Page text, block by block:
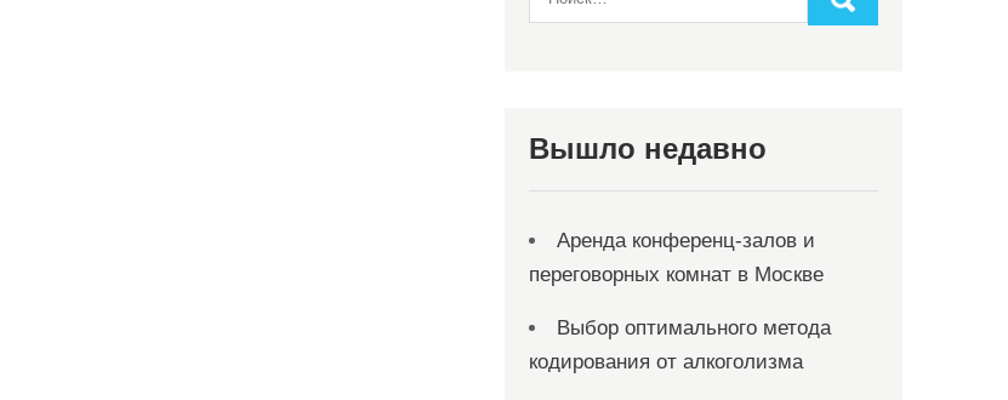
Вышло недавно
Аренда конференц-залов и
переговорных комнат в Москве
Выбор оптимального метода
кодирования от алкоголизма